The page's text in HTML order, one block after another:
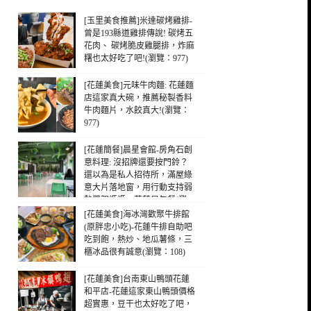
[玉里美食推薦]米達碳烤雞排-
曾是193縣道雞排傳說! 碳烤五
花肉、 碳烤脆皮雞腿排，炸麻
糬也太好吃了吧!(瀏覽：977)
[花蓮美食]元味牛肉麵: 花蓮麵
店這家真大碗，推薦秘製香料
牛肉麵片，水餃真大!(瀏覽：
977)
[花蓮簡餐]晨星會館-房角石創
意料理: 沒招牌還要按門鈴？
還以為是私人招待所，滿屋綠
意大片落地窗，用行動支持弱
勢單親媽媽，花蓮早午餐(瀏
覽：265)
[花蓮美食]海冰灣歡聚牛排館
(原胖忠小吃)-花蓮牛排自助吧
吃到飽，熱炒、地瓜薯條，三
櫃冰品很有誠意(瀏覽：108)
[花蓮美食]台南東山鴨頭花蓮
和平店-花蓮這家東山鴨頭價格
超實惠，豆干也太好吃了吧，